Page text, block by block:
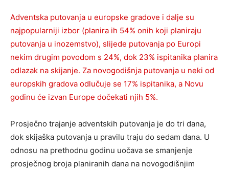
Adventska putovanja u europske gradove i dalje su
najpopularniji izbor (planira ih 54% onih koji planiraju
putovanja u inozemstvo), slijede putovanja po Europi
nekim drugim povodom s 24%, dok 23% ispitanika planira
odlazak na skijanje. Za novogodišnja putovanja u neki od
europskih gradova odlučuje se 17% ispitanika, a Novu
godinu će izvan Europe dočekati njih 5%.
Prosječno trajanje adventskih putovanja je do tri dana,
dok skijaška putovanja u pravilu traju do sedam dana. U
odnosu na prethodnu godinu uočava se smanjenje
prosječnog broja planiranih dana na novogodišnjim